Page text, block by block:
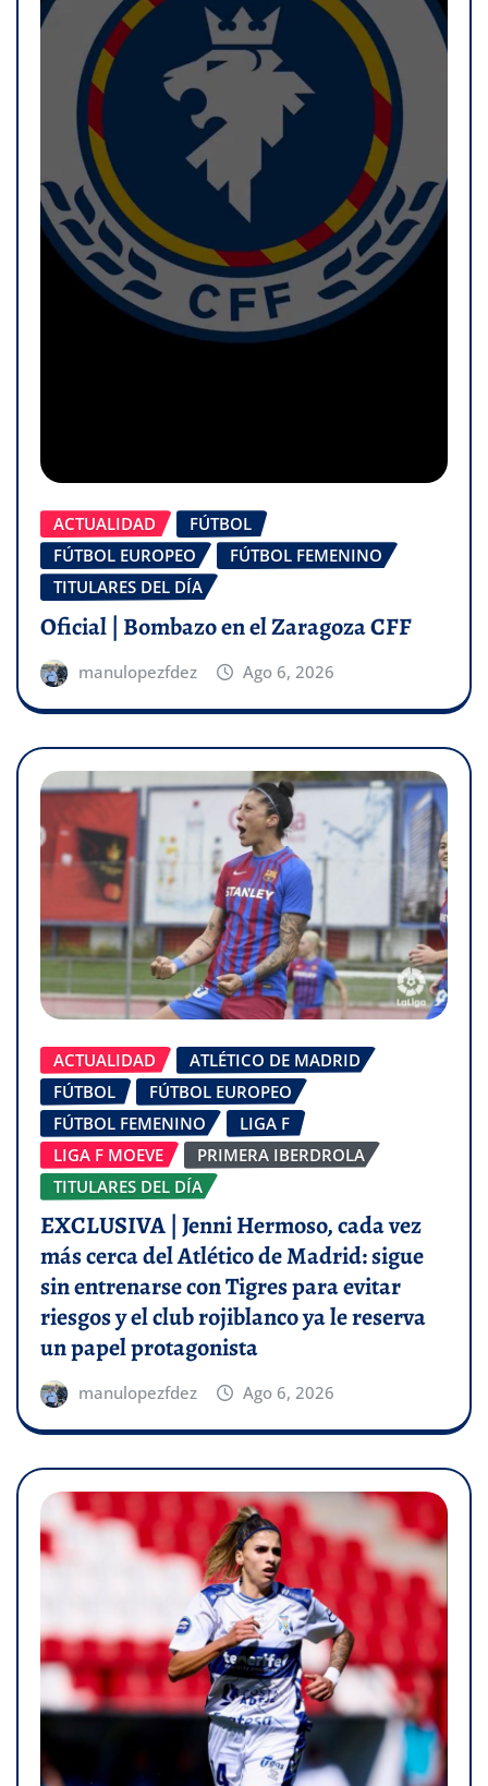
ACTUALIDAD
FÚTBOL
FÚTBOL EUROPEO
FÚTBOL FEMENINO
TITULARES DEL DÍA
Oficial | Bombazo en el Zaragoza CFF
manulopezfdez Ago 6, 2026
ACTUALIDAD
ATLÉTICO DE MADRID
FÚTBOL
FÚTBOL EUROPEO
FÚTBOL FEMENINO
LIGA F
LIGA F MOEVE
PRIMERA IBERDROLA
TITULARES DEL DÍA
EXCLUSIVA | Jenni Hermoso, cada vez
más cerca del Atlético de Madrid: sigue
sin entrenarse con Tigres para evitar
riesgos y el club rojiblanco ya le reserva
un papel protagonista
manulopezfdez Ago 6, 2026